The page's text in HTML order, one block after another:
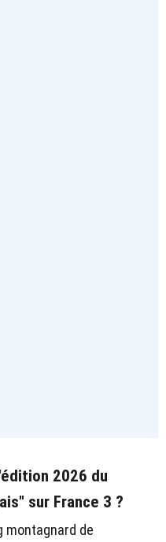
2026 du
sur France 3 ?
montagnard de